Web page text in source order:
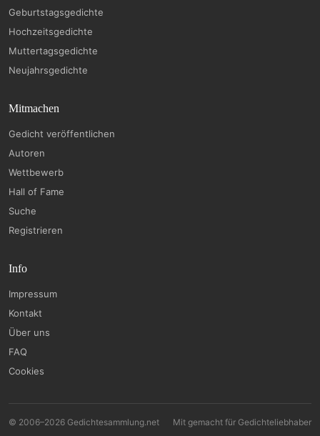
Geburtstagsgedichte
Hochzeitsgedichte
Muttertagsgedichte
Neujahrsgedichte
Mitmachen
Gedicht veröffentlichen
Autoren
Wettbewerb
Hall of Fame
Suche
Registrieren
Info
Impressum
Kontakt
Über uns
FAQ
Cookies
© 2006–2026 Gedichtesammlung.net Mit gemacht für Gedichteliebhaber